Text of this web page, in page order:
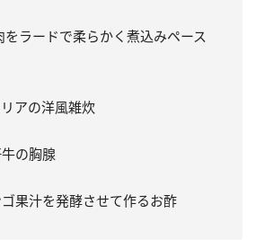
をラードで柔らかく煮込みペース
アの洋風雑炊
の胸腺
果汁を発酵させて作るお酢